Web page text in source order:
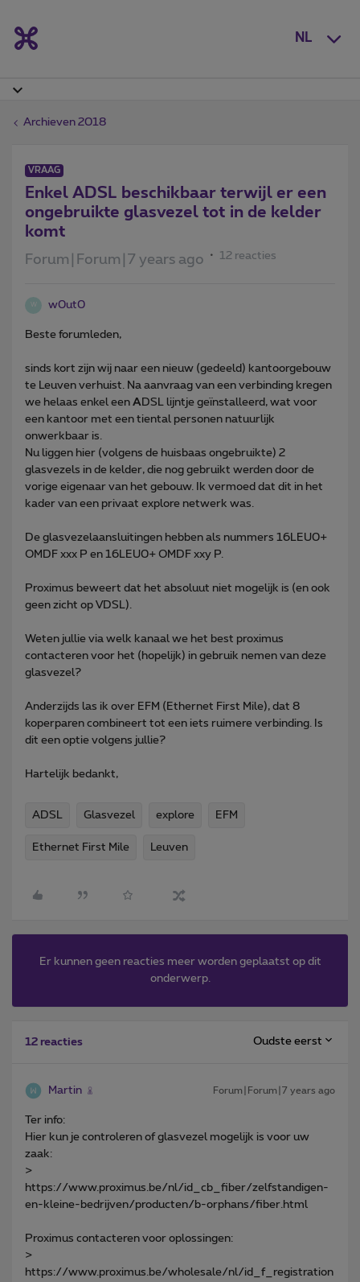
NL
Archieven 2018
VRAAG
Enkel ADSL beschikbaar terwijl er een
ongebruikte glasvezel tot in de kelder
komt
Forum|Forum|7 years ago 12 reacties
W w0ut0
Beste forumleden,
sinds kort zijn wij naar een nieuw (gedeeld) kantoorgebouw
te Leuven verhuist. Na aanvraag van een verbinding kregen
we helaas enkel een A DSL lijntje geïnstalleerd, wat voor
een kantoor met een tiental personen natuurlijk
onwerkbaar is.
Nu liggen hier (volgens de huisbaas ongebruikte) 2
glasvezels in de kelder, die nog gebruikt werden door de
vorige eigenaar van het gebouw. Ik vermoed dat dit in het
kader van een privaat explore netwerk was.
De glasvezelaansluitingen hebben als nummers 16LEU0+
OMDF xxx P en 16LEU0+ OMDF xxy P.
Proximus beweert dat het absoluut niet mogelijk is (en ook
geen zicht op VDSL).
Weten jullie via welk kanaal we het best proximus
contacteren voor het (hopelijk) in gebruik nemen van deze
glasvezel?
Anderzijds las ik over EFM (Ethernet First Mile), dat 8
koperparen combineert tot een iets ruimere verbinding. Is
dit een optie volgens jullie?
Hartelijk bedankt,
ADSL Glasvezel explore EFM
Ethernet First Mile Leuven
Er kunnen geen reacties meer worden geplaatst op dit
onderwerp.
12 reacties Oudste eerst
Martin Forum|Forum|7 years ago
Ter info:
Hier kun je controleren of glasvezel mogelijk is voor uw
zaak:
>
https://www.proximus.be/nl/id_cb_fiber/zelfstandigen-
en-kleine-bedrijven/producten/b-orphans/fiber.html
Proximus contacteren voor oplossingen:
>
https://www.proximus.be/wholesale/nl/id_f_registration